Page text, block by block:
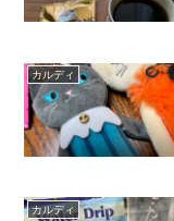
カルディ
カルディ